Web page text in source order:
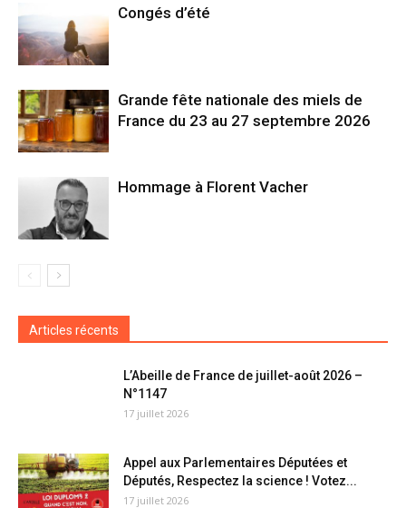
Congés d’été
Grande fête nationale des miels de
France du 23 au 27 septembre 2026
Hommage à Florent Vacher
Articles récents
L’Abeille de France de juillet-août 2026 –
N°1147
17 juillet 2026
Appel aux Parlementaires Députées et
Députés, Respectez la science ! Votez...
17 juillet 2026